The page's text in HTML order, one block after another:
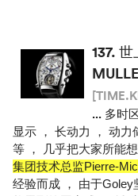
137. 世
... 多时
显示 ， 长动力 ， 动
等 ， 几乎把大家所能
集团技术总监Pierre-
经验而成 ， 由于Goley